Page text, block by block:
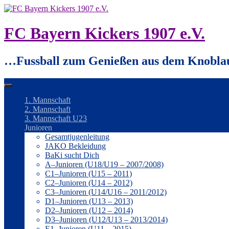
Springe
Inhalt
FC Bayern Kickers 1907 e.V.
…Fussball zum Genießen aus dem
1. Mannschaft
2. Mannschaft
3. Mannschaft U23
Junioren
Gesamtjugenleitung
JAKO Bekleidung
BaKi sucht Dich
A–Junioren (U18/U19 – 2007/2008)
C1–Junioren (U15 – 2011)
C2–Junioren (U14 – 2012)
C3–Junioren (U14/U16 – 2011/2012)
D1–Junioren (U13 – 2013)
D2–Junioren (U12 – 2014)
D3–Junioren (U12/U13 – 2013/2014)